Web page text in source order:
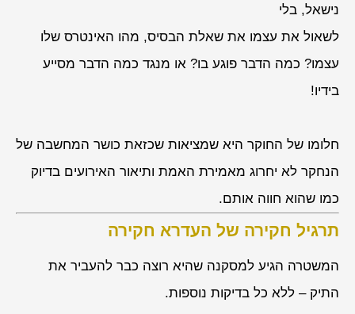
נישאל, בלי
לשאול את עצמו את שאלת הבסיס, מהו האינטרס שלו
עצמו? כמה הדבר פוגע בו? או מנגד כמה הדבר מסייע
בידיו!
חלומו של החוקר היא שמציאות שכזאת כושר המחשבה של
הנחקר לא יחרוג מאמירת האמת ותיאור האירועים בדיוק
כמו שהוא חווה אותם.
תרגיל חקירה של העדרא חקירה
המשטרה הגיע למסקנה שהיא רוצה כבר להעביר את
התיק – ללא כל בדיקות נוספות.